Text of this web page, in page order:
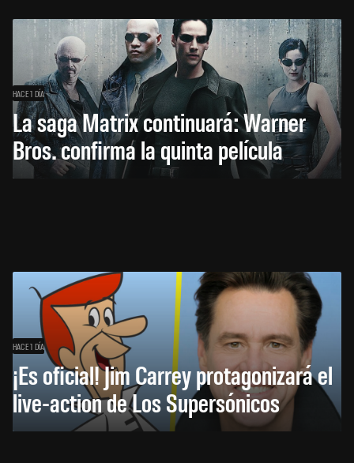
HACE 1 DÍA
La saga Matrix continuará: Warner
Bros. confirma la quinta película
HACE 1 DÍA
¡Es oficial! Jim Carrey protagonizará el
live-action de Los Supersónicos